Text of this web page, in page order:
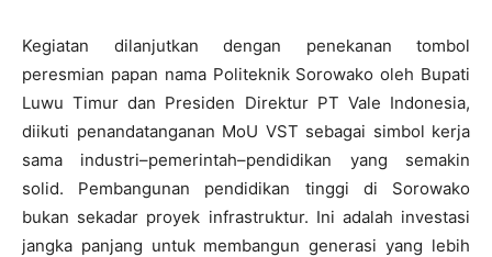
Kegiatan dilanjutkan dengan penekanan tombol
peresmian papan nama Politeknik Sorowako oleh Bupati
Luwu Timur dan Presiden Direktur PT Vale Indonesia,
diikuti penandatanganan MoU VST sebagai simbol kerja
sama industri–pemerintah–pendidikan yang semakin
solid. Pembangunan pendidikan tinggi di Sorowako
bukan sekadar proyek infrastruktur. Ini adalah investasi
jangka panjang untuk membangun generasi yang lebih